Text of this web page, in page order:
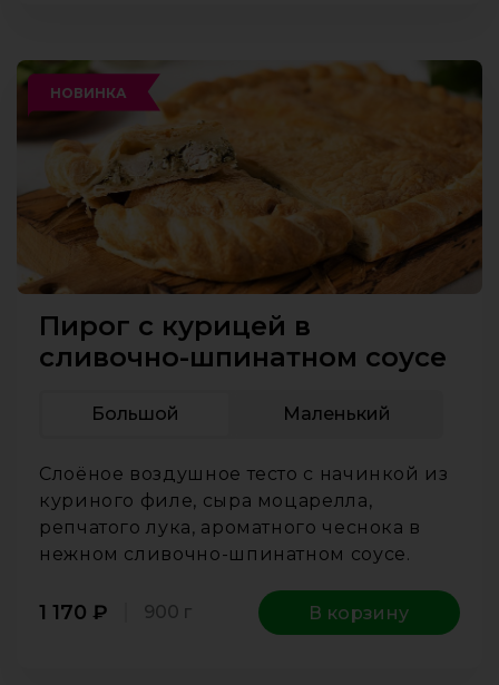
НОВИНКА
Пирог с курицей в
сливочно-шпинатном соусе
Большой Маленький
Слоёное воздушное тесто с начинкой из
куриного филе, сыра моцарелла,
репчатого лука, ароматного чеснока в
нежном сливочно-шпинатном соусе.
1 170 ₽ 900 г В корзину